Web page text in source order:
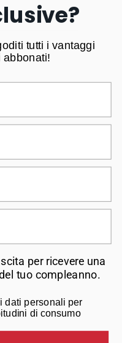
of Alluflon SpA Company
with ISO 9001,
tutti i vantaggi
abbonati!
per ricevere una
tuo compleanno.
dati personali per
di consumo